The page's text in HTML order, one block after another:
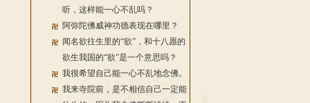
听，这样能一心不乱吗？
阿弥陀佛威神功德表现在哪里？
闻名欲往生里的“欲”，和十八愿的
欲生我国的“欲”是一个意思吗？
我很希望自己能一心不乱地念佛。
我来寺院前，是不相信自己一定能